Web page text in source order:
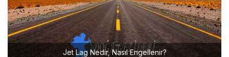
Jet Lag Nedir, Nasıl Engellenir?